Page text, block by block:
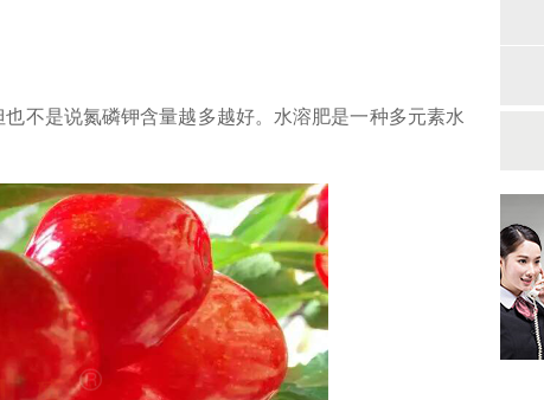
不是说氮磷钾含量越多越好。水溶肥是一种多元素水